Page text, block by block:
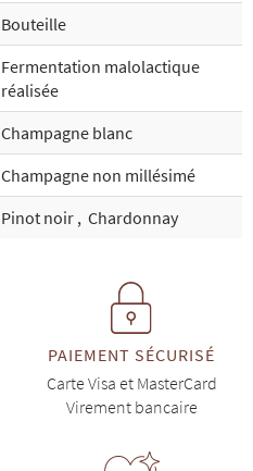
Bouteille
Fermentation malolactique
réalisée
Champagne blanc
Champagne non millésimé
Pinot noir , Chardonnay
PAIEMENT SÉCURISÉ
Carte Visa et MasterCard
Virement bancaire